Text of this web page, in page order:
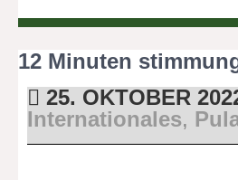
12 Minuten
25. OKTOBER
Internationales,